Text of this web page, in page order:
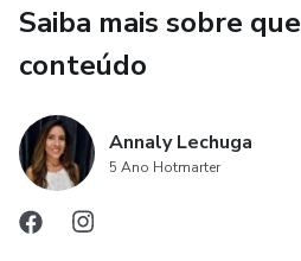
Saiba mais sobre
conteúdo
Annaly Lechuga
5 Ano Hotmarter